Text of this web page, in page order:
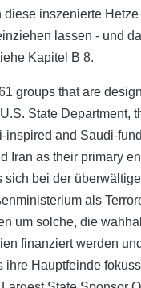
diese inszenierte
lassen - und
Kapitel B 8.
groups that are
State Department,
inspired and Saudi-
Iran as their primary
sich bei der
als
um solche, die
finanziert werden
ihre Hauptfeinde